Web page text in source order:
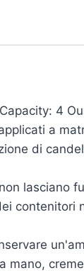
4
a
di
lasciano